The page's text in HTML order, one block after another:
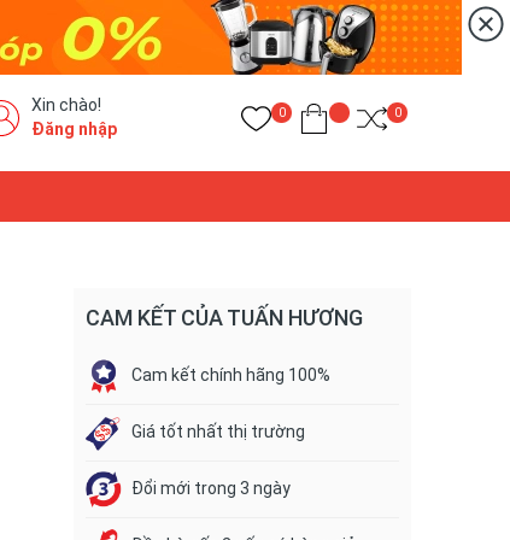
Xin chào!
Đăng nhập
0 0
CAM KẾT CỦA TUẤN HƯƠNG
Cam kết chính hãng 100%
Giá tốt nhất thị trường
Đổi mới trong 3 ngày